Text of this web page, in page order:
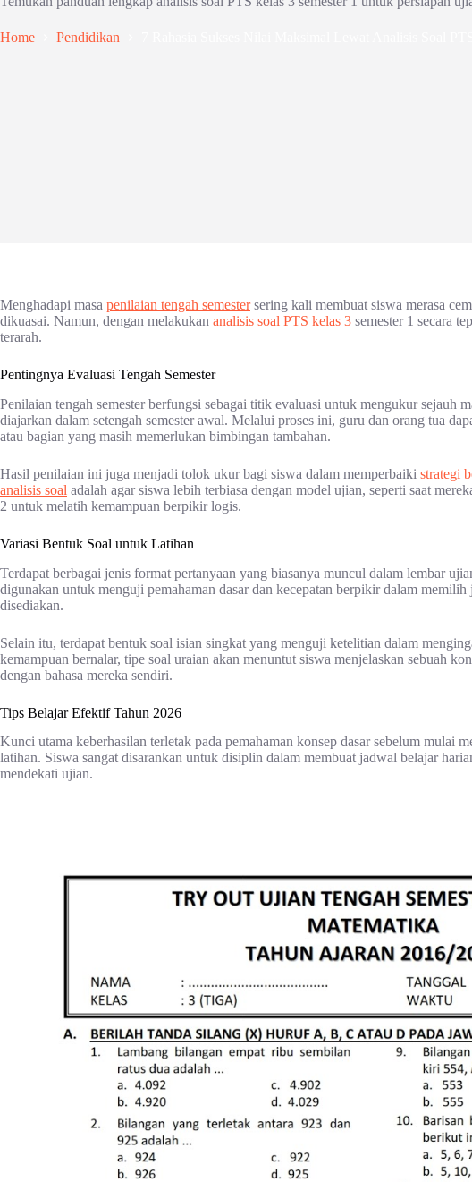
Home Pendidikan
Menghadapi masa penilaian tengah semestersering kali membuat siswa merasa
dikuasai. Namun, dengan melakukan analisis soal PTS kelas 3 semester 1 secara
terarah.
Pentingnya Evaluasi Tengah Semester
Penilaian tengah semester berfungsi sebagai titik evaluasi untuk mengukur sejauh
diajarkan dalam setengah semester awal. Melalui proses ini, guru dan orang tua
atau bagian yang masih memerlukan bimbingan tambahan.
Hasil penilaian ini juga menjadi tolok ukur bagi siswa dalam memperbaiki strategi
analisis soal adalah agar siswa lebih terbiasa dengan model ujian, seperti saat
2 untuk melatih kemampuan berpikir logis.
Variasi Bentuk Soal untuk Latihan
Terdapat berbagai jenis format pertanyaan yang biasanya muncul dalam lembar
digunakan untuk menguji pemahaman dasar dan kecepatan berpikir dalam
disediakan.
Selain itu, terdapat bentuk soal isian singkat yang menguji ketelitian dalam
kemampuan bernalar, tipe soal uraian akan menuntut siswa menjelaskan sebuah
dengan bahasa mereka sendiri.
Tips Belajar Efektif Tahun 2026
Kunci utama keberhasilan terletak pada pemahaman konsep dasar sebelum mulai
latihan. Siswa sangat disarankan untuk disiplin dalam membuat jadwal belajar
mendekati ujian.